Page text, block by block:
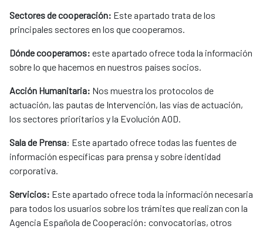
Sectores de cooperación: Este apartado trata de los
principales sectores en los que cooperamos.
Dónde cooperamos: este apartado ofrece toda la información
sobre lo que hacemos en nuestros países socios.
Acción Humanitaria: Nos muestra los protocolos de
actuación, las pautas de Intervención, las vías de actuación,
los sectores prioritarios y la Evolución AOD.
Sala de Prensa: Este apartado ofrece todas las fuentes de
información específicas para prensa y sobre identidad
corporativa.
Servicios: Este apartado ofrece toda la información necesaria
para todos los usuarios sobre los trámites que realizan con la
Agencia Española de Cooperación: convocatorias, otros